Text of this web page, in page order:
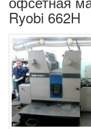
Ryobi 662H